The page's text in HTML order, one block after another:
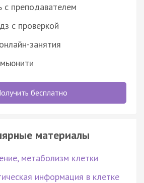
с преподавателем
с проверкой
занятия
бесплатно
материалы
метаболизм клетки
информация в клетке